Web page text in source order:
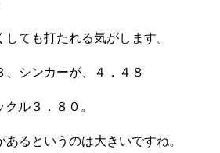
ても打たれる気がします。
、シンカーが、４．４８
ル３．８０。
あるというのは大きいですね。